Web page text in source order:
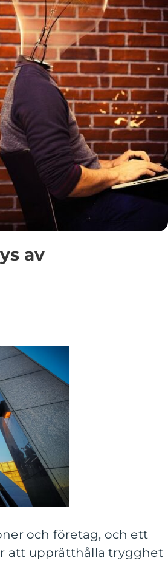
av
och företag, och ett
att upprätthålla trygghet